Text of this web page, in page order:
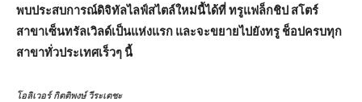
พบประสบการณ์ดิจิทัลไลฟ์สไตล์ใหม่นี้ได้ที่ ทรูแฟล็กชิป สโตร์
สาขาเซ็นทรัลเวิลด์เป็นแห่งแรก และจะขยายไปยังทรู ช็อปครบทุก
สาขาทั่วประเทศเร็วๆ นี้
โอลิเวอร์ กิตติพงษ์ วีระเตชะ